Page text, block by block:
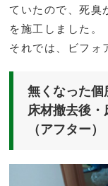
ていたので、死臭
を施工しました。
それでは、ビフォ
無くなった個
床材撤去後
（アフター）